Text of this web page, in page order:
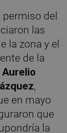
del
las
la zona y el
de la
Aurelio
,
en mayo
que
la